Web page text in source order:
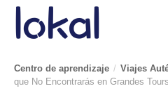
Skip to main content
Centro de aprendizaje / Viajes
que No Encontrarás en Grandes